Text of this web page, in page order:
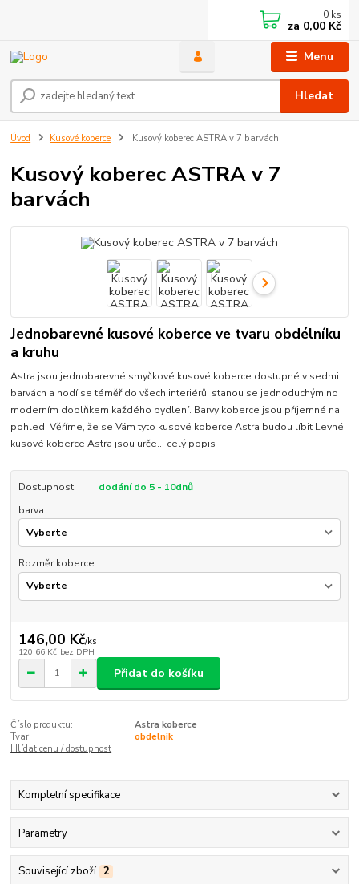
Menu
Hledat
0 ks
za 0,00 Kč
Úvod Kusové koberce Kusový koberec ASTRA v 7 barvách
Kusový koberec ASTRA v 7
barvách
Jednobarevné kusové koberce ve tvaru obdélníku
a kruhu
Astra jsou jednobarevné smyčkové kusové koberce dostupné v sedmi
barvách a hodí se téměř do všech interiérů, stanou se jednoduchým no
moderním doplňkem každého bydlení. Barvy koberce jsou příjemné na
pohled. Věříme, že se Vám tyto kusové koberce Astra budou líbit Levné
kusové koberce Astra jsou urče... celý popis
Dostupnost
dodání do 5 - 10dnů
barva
Rozměr koberce
146,00 Kč/ks
120,66 Kč bez DPH
Přidat do košíku
Číslo produktu:
Astra koberce
Tvar:
obdelnik
Hlídat cenu / dostupnost
Kompletní specifikace
Parametry
Související zboží 2